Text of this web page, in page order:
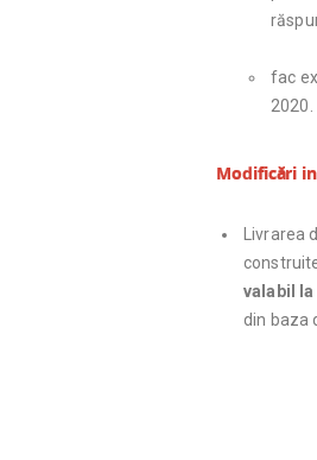
fac
2020.
Modificări
valabil la
din baza